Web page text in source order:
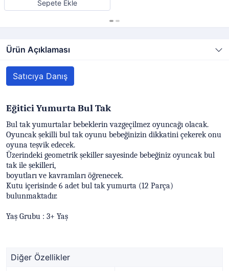
Sepete Ekle
Ürün Açıklaması
Satıcıya Danış
Eğitici Yumurta Bul Tak
Bul tak yumurtalar bebeklerin vazgeçilmez oyuncağı olacak.
Oyuncak şekilli bul tak oyunu bebeğinizin dikkatini çekerek onu
oyuna teşvik edecek.
Üzerindeki geometrik şekiller sayesinde bebeğiniz oyuncak bul
tak ile şekilleri,
boyutları ve kavramları öğrenecek.
Kutu içerisinde 6 adet bul tak yumurta (12 Parça)
bulunmaktadır.
Yaş Grubu : 3+ Yaş
Diğer Özellikler